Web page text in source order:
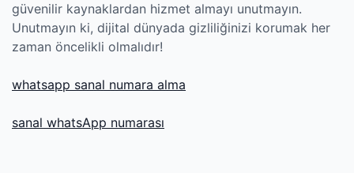
güvenilir kaynaklardan hizmet almayı unutmayın.
Unutmayın ki, dijital dünyada gizliliğinizi korumak her
zaman öncelikli olmalıdır!
‎whatsapp sanal numara alma
‎sanal whatsApp numarası